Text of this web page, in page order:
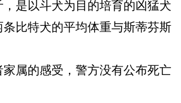
，是以斗犬为目的培育的凶猛犬
比特犬的平均体重与斯蒂芬斯
属的感受，警方没有公布死亡